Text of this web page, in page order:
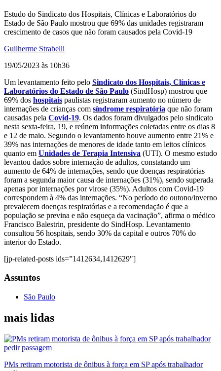
Estudo do Sindicato dos Hospitais, Clínicas e Laboratórios do
Estado de São Paulo mostrou que 69% das unidades registraram
crescimento de casos que não foram causados pela Covid-19
Guilherme Strabelli
19/05/2023 às 10h36
Um levantamento feito pelo Sindicato dos Hospitais, Clínicas e
Laboratórios do Estado de São Paulo (SindHosp) mostrou que
69% dos hospitais paulistas registraram aumento no número de
internações de crianças com síndrome respiratória que não foram
causadas pela Covid-19. Os dados foram divulgados pelo sindicato
nesta sexta-feira, 19, e reúnem informações coletadas entre os dias 8
e 12 de maio. Segundo o levantamento houve aumento entre 21% e
39% nas internações de menores de idade tanto em leitos clínicos
quanto em Unidades de Terapia Intensiva (UTI). O mesmo estudo
levantou dados sobre internação de adultos, constatando um
aumento de 64% de internações, sendo que doenças respiratórias
foram a segunda maior causa de internações (31%), sendo superada
apenas por internações por virose (35%). Adultos com Covid-19
correspondem à 4% das internações. “No período do outono/inverno
prevalecem doenças respiratórias e a recomendação é que a
população se previna e não esqueça da vacinação”, afirma o médico
Francisco Balestrin, presidente do SindHosp. Levantamento
consultou 56 hospitais, sendo 30% da capital e outros 70% do
interior do Estado.
[jp-related-posts ids=”1412634,1412629″]
Assuntos
São Paulo
mais lidas
PMs retiram motorista de ônibus à força em SP após trabalhador